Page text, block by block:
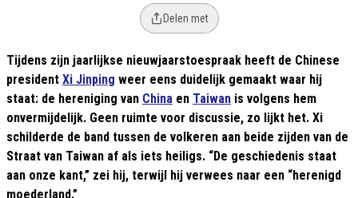
Delen met
Tijdens zijn jaarlijkse nieuwjaarstoespraak heeft de Chinese
president Xi Jinping weer eens duidelijk gemaakt waar hij
staat: de hereniging van China en Taiwan is volgens hem
onvermijdelijk. Geen ruimte voor discussie, zo lijkt het. Xi
schilderde de band tussen de volkeren aan beide zijden van de
Straat van Taiwan af als iets heiligs. “De geschiedenis staat
aan onze kant,” zei hij, terwijl hij verwees naar een “herenigd
moederland.”